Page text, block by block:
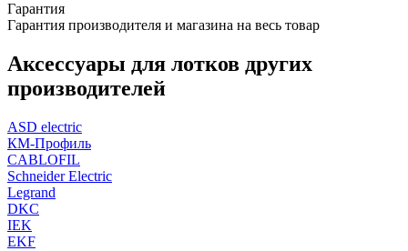
Гарантия
Гарантия производителя и магазина на весь товар
Аксессуары для лотков других
производителей
ASD electric
КМ-Профиль
CABLOFIL
Schneider Electric
Legrand
DKC
IEK
EKF